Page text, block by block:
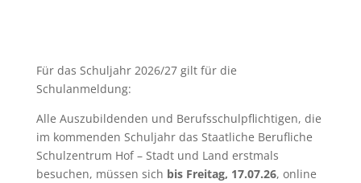
Für das Schuljahr 2026/27 gilt für die
Schulanmeldung:
Alle Auszubildenden und Berufsschulpflichtigen, die
im kommenden Schuljahr das Staatliche Berufliche
Schulzentrum Hof – Stadt und Land erstmals
besuchen, müssen sich bis Freitag, 17.07.26, online